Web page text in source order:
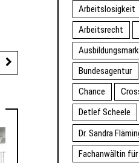
Arbeitslosigkeit
Arbeitsrecht
Bundesagentur
Chance
Detlef Scheele
Dr. Sandra
Fachanwältin